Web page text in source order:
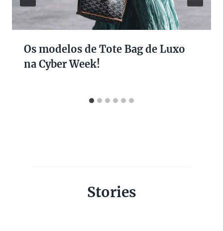
Os modelos de Tote Bag de Luxo
na Cyber Week!
Stories